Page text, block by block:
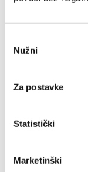
Selection
Nužni
Za postavke
Statistički
Marketinški
08/08/2026